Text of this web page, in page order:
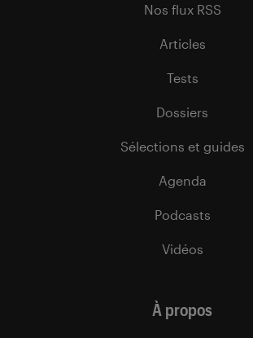
Nos flux RSS
Articles
Tests
Dossiers
Sélections et guides
Agenda
Podcasts
Vidéos
À propos